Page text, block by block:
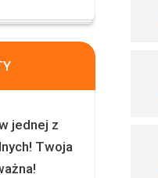
jednej z
Twoja